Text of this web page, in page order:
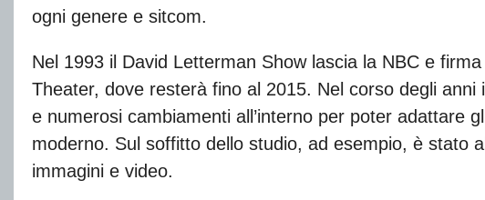
ogni genere e sitcom.
Nel 1993 il David Letterman Show lascia la NBC e
Theater, dove resterà fino al 2015. Nel corso degli
e numerosi cambiamenti all’interno per poter adattare
moderno. Sul soffitto dello studio, ad esempio, è stato
immagini e video.